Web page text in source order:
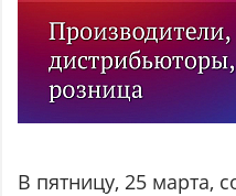
В пятницу, 25 марта,